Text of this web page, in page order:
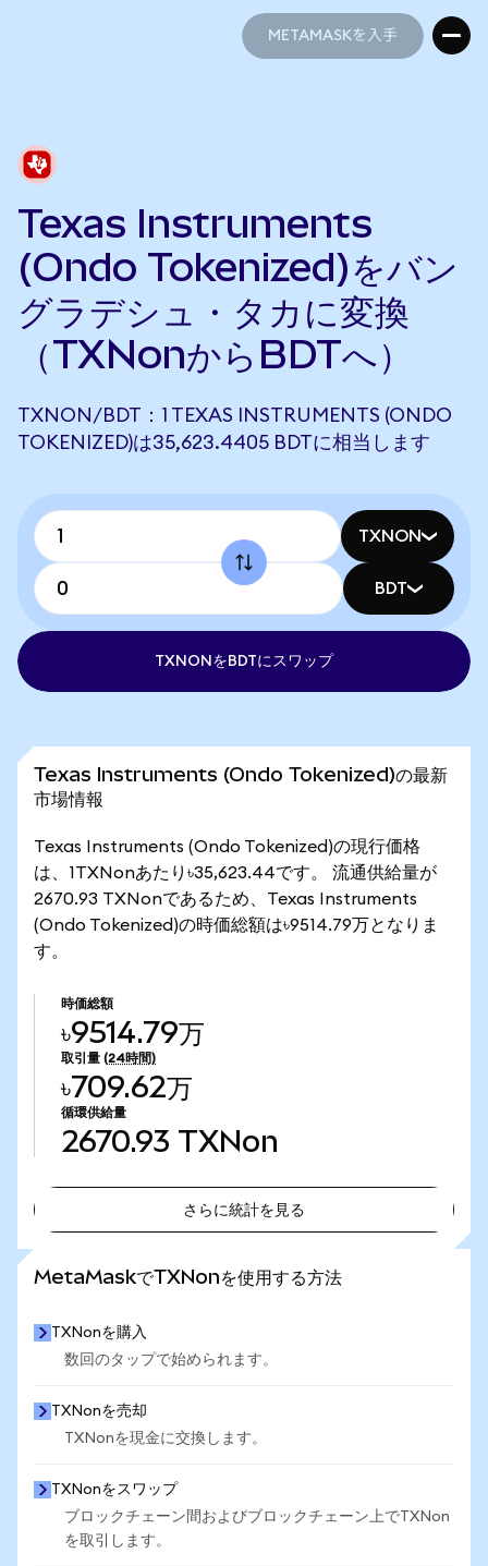
METAMASKを入手
Texas Instruments
(Ondo Tokenized)をバン
グラデシュ・タカに変換
（TXNonからBDTへ）
TXNON/BDT：1 TEXAS INSTRUMENTS (ONDO
TOKENIZED)は35,623.4405 BDTに相当します
TXNON
BDT
TXNONをBDTにスワップ
Texas Instruments (Ondo Tokenized)の最新
市場情報
Texas Instruments (Ondo Tokenized)の現行価格
は、1TXNonあたり৳35,623.44です。 流通供給量が
2670.93 TXNonであるため、Texas Instruments
(Ondo Tokenized)の時価総額は৳9514.79万となりま
す。
時価総額
৳9514.79万
取引量 (24時間)
৳709.62万
循環供給量
2670.93 TXNon
さらに統計を見る
MetaMaskでTXNonを使用する方法
TXNonを購入
数回のタップで始められます。
TXNonを売却
TXNonを現金に交換します。
TXNonをスワップ
ブロックチェーン間およびブロックチェーン上でTXNon
を取引します。